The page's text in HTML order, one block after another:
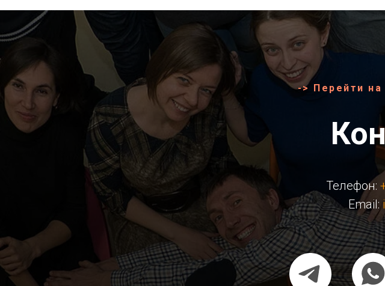
-> Перейти на
Телефон:
Email: